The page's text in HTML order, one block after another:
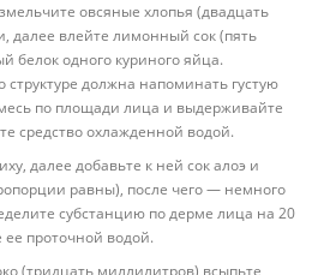
овсяные хлопья (двадцать
далее влейте лимонный сок (пять
белок одного куриного яйца.
структуре должна напоминать густую
по площади лица и выдерживайте
средство охлажденной водой.
далее добавьте к ней сок алоэ и
равны), после чего — немного
субстанцию по дерме лица на 20
ее проточной водой.